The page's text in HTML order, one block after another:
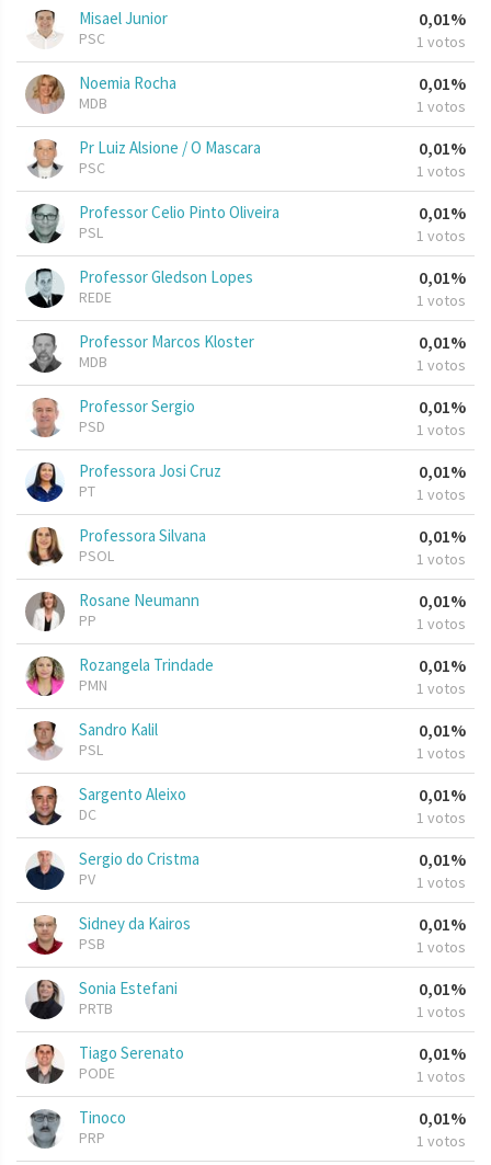
Misael Junior
PSC
0,01%
1 votos
Noemia Rocha
MDB
0,01%
1 votos
Pr Luiz Alsione / O Mascara
PSC
0,01%
1 votos
Professor Celio Pinto Oliveira
PSL
0,01%
1 votos
Professor Gledson Lopes
REDE
0,01%
1 votos
Professor Marcos Kloster
MDB
0,01%
1 votos
Professor Sergio
PSD
0,01%
1 votos
Professora Josi Cruz
PT
0,01%
1 votos
Professora Silvana
PSOL
0,01%
1 votos
Rosane Neumann
PP
0,01%
1 votos
Rozangela Trindade
PMN
0,01%
1 votos
Sandro Kalil
PSL
0,01%
1 votos
Sargento Aleixo
DC
0,01%
1 votos
Sergio do Cristma
PV
0,01%
1 votos
Sidney da Kairos
PSB
0,01%
1 votos
Sonia Estefani
PRTB
0,01%
1 votos
Tiago Serenato
PODE
0,01%
1 votos
Tinoco
PRP
0,01%
1 votos